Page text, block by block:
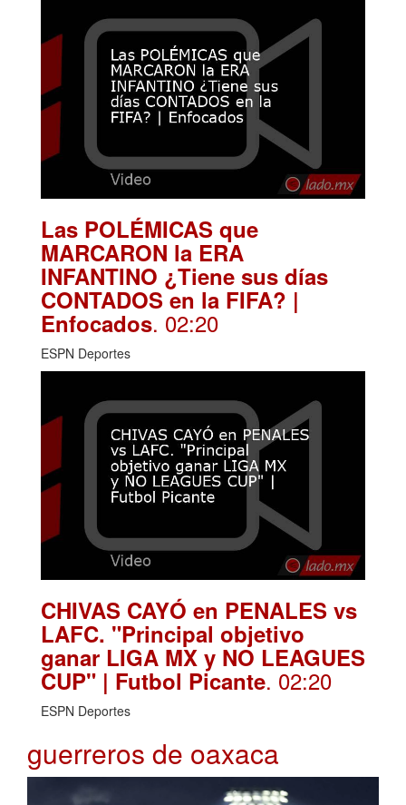
Las POLÉMICAS que
MARCARON la ERA
INFANTINO ¿Tiene sus días
CONTADOS en la FIFA? |
Enfocados. 02:20
ESPN Deportes
CHIVAS CAYÓ en PENALES vs
LAFC. "Principal objetivo
ganar LIGA MX y NO LEAGUES
CUP" | Futbol Picante. 02:20
ESPN Deportes
guerreros de oaxaca